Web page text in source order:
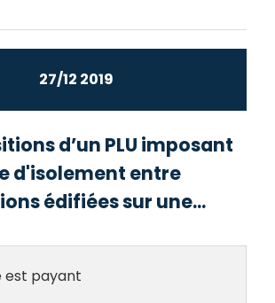
27/12 2019
d’un PLU imposant
d'isolement entre
édifiées sur une...
est payant